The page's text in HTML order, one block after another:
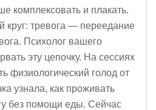
комплексовать и плакать.
круг: тревога — переедание
Психолог вашего
эту цепочку. На сессиях
физиологический голод от
узнала, как проживать
без помощи еды. Сейчас